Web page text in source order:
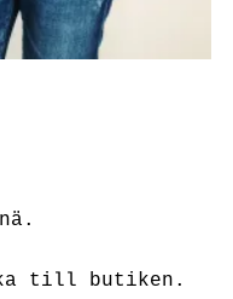
till butiken.